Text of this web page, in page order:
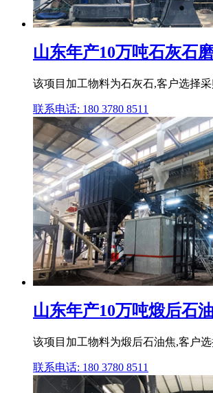
山东年产10万吨石灰石
该项目加工物料为石灰石,客户选择
联系电话: 180 3780 8511
山东年产10万吨煅后石
该项目加工物料为煅后石油焦,客户
联系电话: 180 3780 8511